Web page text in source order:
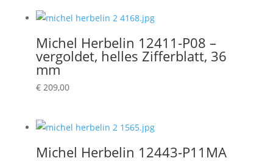
Michel Herbelin 12411-P08 –
vergoldet, helles Zifferblatt, 36
mm
€209,00
Michel Herbelin 12443-P11MA